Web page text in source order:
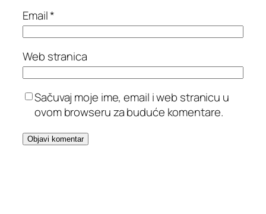
Email*
Web stranica
Sačuvaj moje ime, email i web stranicu u
ovom browseru za buduće komentare.